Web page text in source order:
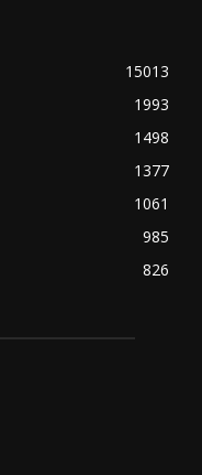
15013
1993
1498
1377
1061
985
826